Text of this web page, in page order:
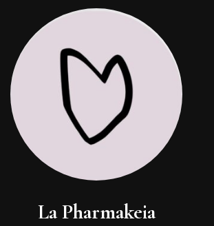
La Pharmakeia